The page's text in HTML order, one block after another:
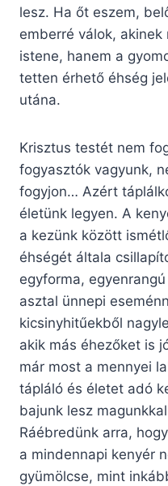
lesz. Ha őt eszem,
emberré válok,
istene, hanem a
tetten érhető éhség
utána.
Krisztus testét nem
fogyasztók vagyunk,
fogyjon… Azért
életünk legyen. A
a kezünk között
éhségét általa
egyforma,
asztal ünnepi
kicsinyhitűekből
akik más éhezőket is
már most a mennyei
tápláló és életet adó
bajunk lesz
Ráébredünk arra, hogy
a mindennapi kenyér
gyümölcse, mint